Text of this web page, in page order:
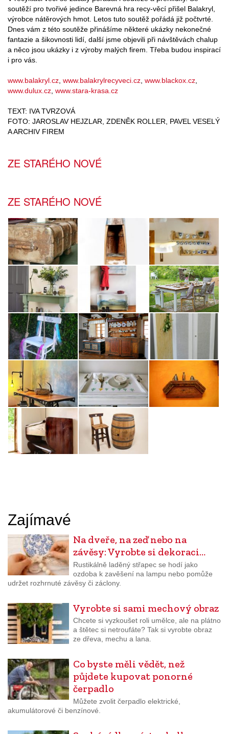
soutěží pro tvořivé jedince Barevná hra recy-věcí přišel Balakryl,
výrobce nátěrových hmot. Letos tuto soutěž pořádá již počtvrté.
Dnes vám z této soutěže přinášíme některé ukázky nekonečné
fantazie a šikovnosti lidí, další jsme objevili při návštěvách chalup
a něco jsou ukázky i z výroby malých firem. Třeba budou inspirací
i pro vás.
www.balakryl.cz www.balakrylrecyveci.cz www.blackox.cz
www.dulux.cz www.stara-krasa.cz
TEXT: IVA TVRZOVÁ
FOTO: JAROSLAV HEJZLAR, ZDENĚK ROLLER, PAVEL VESELÝ
A ARCHIV FIREM
ZE STARÉHO NOVÉ
ZE STARÉHO NOVÉ
Zajímavé
Na dveře, na zeď nebo na
závěsy: Vyrobte si dekoraci…
Rustikálně laděný střapec se hodí jako
ozdoba k zavěšení na lampu nebo pomůže
udržet rozhrnuté závěsy či záclony.
Vyrobte si sami mechový obraz
Chcete si vyzkoušet roli umělce, ale na plátno
a štětec si netroufáte? Tak si vyrobte obraz
ze dřeva, mechu a lana.
Co byste měli vědět, než
půjdete kupovat ponorné
čerpadlo
Můžete zvolit čerpadlo elektrické,
akumulátorové či benzínové.